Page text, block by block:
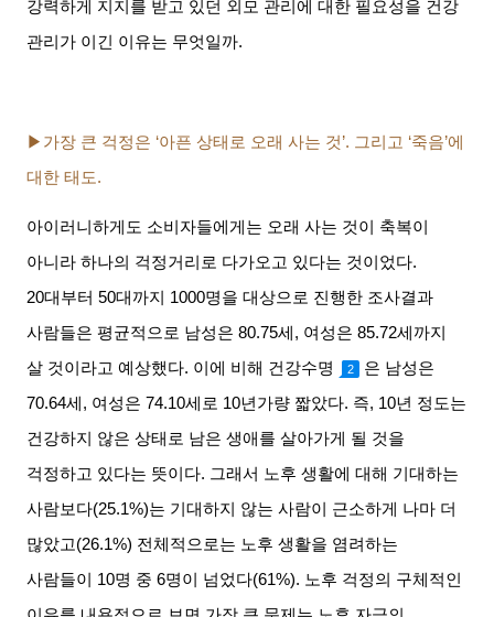
강력하게 지지를 받고 있던 외모 관리에 대한 필요성을 건강
관리가 이긴 이유는 무엇일까.
▶가장 큰 걱정은 ‘아픈 상태로 오래 사는 것’. 그리고 ‘죽음’에
대한 태도.
아이러니하게도 소비자들에게는 오래 사는 것이 축복이
아니라 하나의 걱정거리로 다가오고 있다는 것이었다.
20대부터 50대까지 1000명을 대상으로 진행한 조사결과
사람들은 평균적으로 남성은 80.75세 , 여성은 85.72세까지
살 것이라고 예상했다. 이에 비해 건강수명 2
은 남성은
70.64세 , 여성은 74.10세로 10년가량 짧았다. 즉, 10년 정도는
건강하지 않은 상태로 남은 생애를 살아가게 될 것을
걱정하고 있다는 뜻이다. 그래서 노후 생활에 대해 기대하는
사람보다(25.1%)는 기대하지 않는 사람이 근소하게 나마 더
많았고(26.1%) 전체적으로는 노후 생활을 염려하는
사람들이
10명 중 6명이 넘었다(61%). 노후 걱정의 구체적인